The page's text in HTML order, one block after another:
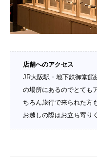
店舗へのアクセス
JR大阪駅・地下鉄御堂筋
の場所にあるのでとても
ちろん旅行で来られた方
お越しの際はお立ち寄り